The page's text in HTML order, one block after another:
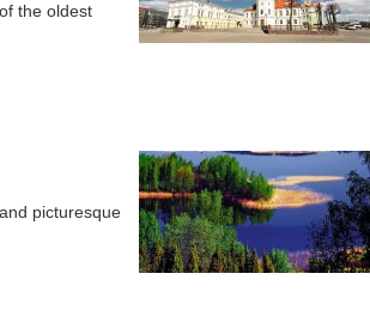
the oldest
picturesque